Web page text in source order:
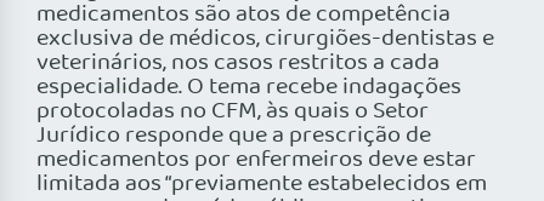
medicamentos são atos de competência
exclusiva de médicos, cirurgiões-dentistas e
veterinários, nos casos restritos a cada
especialidade. O tema recebe indagações
protocoladas no CFM, às quais o Setor
Jurídico responde que a prescrição de
medicamentos por enfermeiros deve estar
limitada aos “previamente estabelecidos em